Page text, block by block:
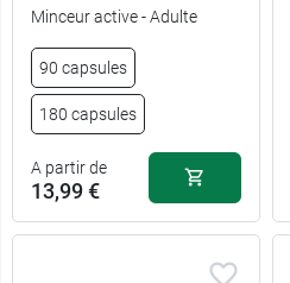
Minceur active - Adulte
90 capsules
180 capsules
A partir de
13,99 €